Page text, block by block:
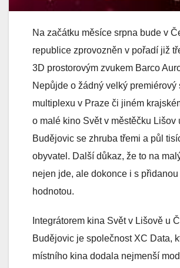
Na začátku měsíce srpna bude v
republice zprovozněn v pořadí již
3D prostorovým zvukem Barco
Nepůjde o žádný velký premiérový
multiplexu v Praze či jiném
o malé kino Svět v městěčku Lišov
Budějovic se zhruba třemi a půl
obyvatel. Další důkaz, že to na
nejen jde, ale dokonce i s
hodnotou.
Integrátorem kina Svět v Lišově u
Budějovic je společnost XC Data,
místního kina dodala nejmenší